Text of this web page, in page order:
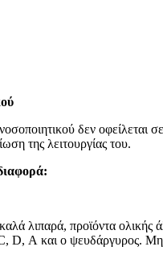
δεν
της λειτουργίας του.
λιπαρά, προϊόντα
D, A και ο ψευδάργυρος.